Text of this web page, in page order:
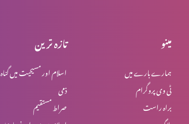
تازہ ترین
اسلام اور مسیحیت میں گناہ
ذمی
صراط مستقیم
مینو
ہمارے بارے میں
ٹی وی پروگرام
براہ راست